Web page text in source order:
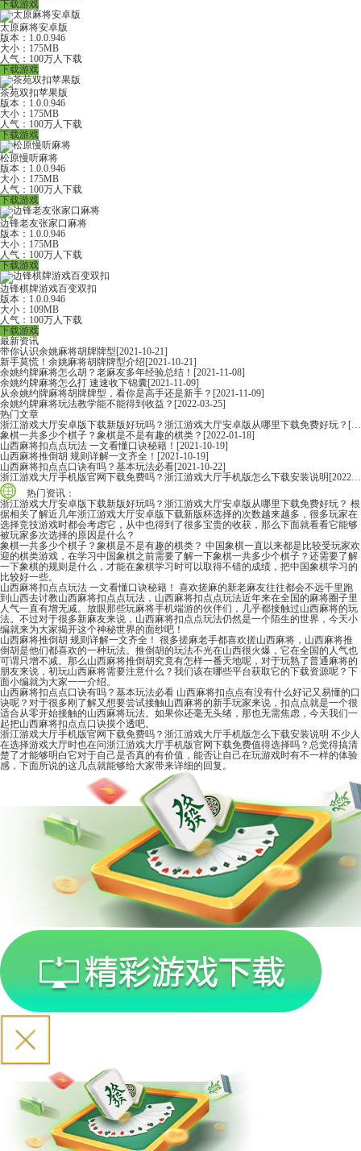
下载游戏
太原麻将安卓版
版本：1.0.0.946
大小：175MB
人气：100万人下载
下载游戏
茶苑双扣苹果版
版本：1.0.0.946
大小：175MB
人气：100万人下载
下载游戏
松原慢听麻将
版本：1.0.0.946
大小：175MB
人气：100万人下载
下载游戏
边锋老友张家口麻将
版本：1.0.0.946
大小：175MB
人气：100万人下载
下载游戏
边锋棋牌游戏百变双扣
版本：1.0.0.946
大小：109MB
人气：100万人下载
下载游戏
最新资讯
带你认识余姚麻将胡牌牌型[2021-10-21]
新手莫慌！余姚麻将胡牌牌型介绍[2021-10-21]
余姚约牌麻将怎么胡？老麻友多年经验总结！ [2021-11-08]
余姚约牌麻将怎么打 速速收下锦囊[2021-11-09]
从余姚约牌麻将胡牌牌型，看你是高手还是新手？ [2021-11-09]
余姚约牌麻将玩法教学能不能得到收益？ [2022-03-25]
热门文章
浙江游戏大厅安卓版下载新版好玩吗？浙江游戏大厅安卓版从哪里下载免费好玩？ [2022-06-16]
象棋一共多少个棋子？象棋是不是有趣的棋类？ [2022-01-18]
山西麻将扣点点玩法 一文看懂口诀秘籍！ [2021-10-19]
山西麻将推倒胡 规则详解一文齐全！ [2021-10-19]
山西麻将扣点点口诀有吗？基本玩法必看[2021-10-22]
浙江游戏大厅手机版官网下载免费吗？浙江游戏大厅手机版怎么下载安装说明 [2022-06-16]
热门资讯：
浙江游戏大厅安卓版下载新版好玩吗？浙江游戏大厅安卓版从哪里下载免费好玩？ 根
据相关了解近几年浙江游戏大厅安卓版下载新版杯选择的次数越来越多，很多玩家在
选择竞技游戏时都会考虑它，从中也得到了很多宝贵的收获，那么下面就看看它能够
被玩家多次选择的原因是什么？
象棋一共多少个棋子？象棋是不是有趣的棋类？ 中国象棋一直以来都是比较受玩家欢
迎的棋类游戏，在学习中国象棋之前需要了解一下象棋一共多少个棋子？还需要了解
一下象棋的规则是什么，才能在象棋学习时可以取得不错的成绩，把中国象棋学习的
比较好一些。
山西麻将扣点点玩法 一文看懂口诀秘籍！ 喜欢搓麻的新老麻友往往都会不远千里跑
到山西去讨教山西麻将扣点点玩法，山西麻将扣点点玩法近年来在全国的麻将圈子里
人气一直有增无减。放眼那些玩麻将手机端游的伙伴们，几乎都接触过山西麻将的玩
法。不过对于很多新麻友来说，山西麻将扣点点玩法仍然是一个陌生的世界，今天小
编就来为大家揭开这个神秘世界的面纱吧！
山西麻将推倒胡 规则详解一文齐全！ 很多搓麻老手都喜欢搓山西麻将，山西麻将推
倒胡是他们都喜欢的一种玩法。推倒胡的玩法不光在山西很火爆，它在全国的人气也
可谓只增不减。那么山西麻将推倒胡究竟有怎样一番天地呢，对于玩熟了普通麻将的
朋友来说，初玩山西麻将需要注意什么？我们该在哪些平台获取它的下载资源呢？下
面小编就为大家一一介绍。
山西麻将扣点点口诀有吗？基本玩法必看 山西麻将扣点点有没有什么好记又易懂的口
诀呢？对于很多刚了解又想要尝试接触山西麻将的新手玩家来说，扣点点就是一个很
适合从零开始接触的山西麻将玩法。如果你还毫无头绪，那也无需焦虑，今天我们一
起把山西麻将扣点点口诀摸个透吧。
浙江游戏大厅手机版官网下载免费吗？浙江游戏大厅手机版怎么下载安装说明 不少人
在选择游戏大厅时也在问浙江游戏大厅手机版官网下载免费值得选择吗？总觉得搞清
楚了才能够明白它对于自己是否真的有价值，能否让自己在玩游戏时有不一样的体验
感，下面所说的这几点就能够给大家带来详细的回复。